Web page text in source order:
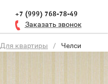
+7 (999) 768-78-49
Заказать звонок
Для квартиры
Челси